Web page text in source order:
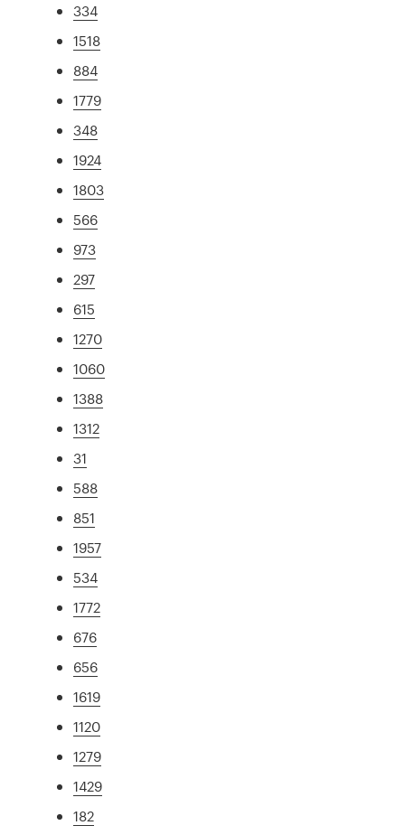
334
1518
884
1779
348
1924
1803
566
973
297
615
1270
1060
1388
1312
31
588
851
1957
534
1772
676
656
1619
1120
1279
1429
182